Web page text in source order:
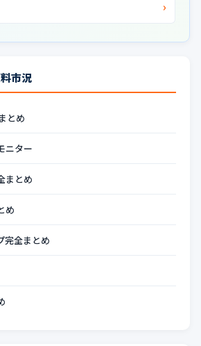
›
市況
とめ
ニター
まとめ
め
完全まとめ